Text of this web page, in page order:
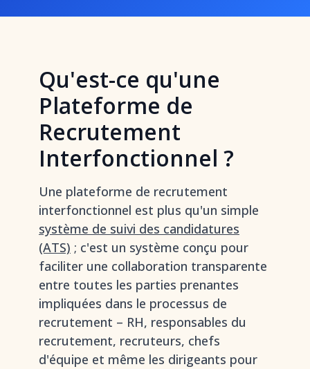
Qu'est-ce qu'une
Plateforme de
Recrutement
Interfonctionnel ?
Une plateforme de recrutement
interfonctionnel est plus qu'un simple
système de suivi des candidatures
(ATS) ; c'est un système conçu pour
faciliter une collaboration transparente
entre toutes les parties prenantes
impliquées dans le processus de
recrutement – RH, responsables du
recrutement, recruteurs, chefs
d'équipe et même les dirigeants pour